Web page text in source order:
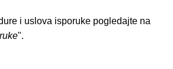
i uslova isporuke pogledajte na
".